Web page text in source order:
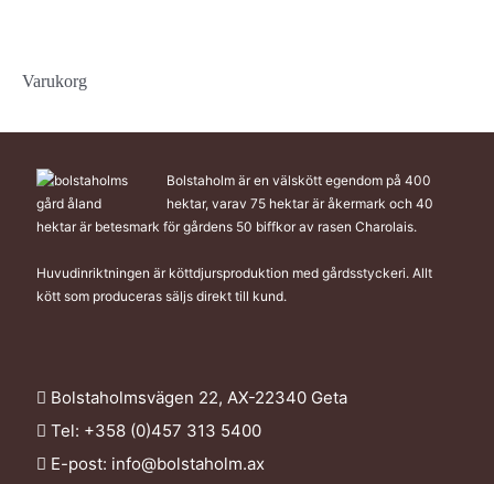
Varukorg
Bolstaholm är en välskött egendom på 400
hektar, varav 75 hektar är åkermark och 40
hektar är betesmark för gårdens 50 biffkor av rasen Charolais.
Huvudinriktningen är köttdjursproduktion med gårdsstyckeri. Allt
kött som produceras säljs direkt till kund.
Bolstaholmsvägen 22, AX-22340 Geta
Tel: +358 (0)457 313 5400
E-post: info@bolstaholm.ax